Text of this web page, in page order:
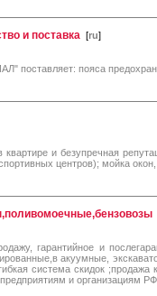
и поставка [ru]
поставляет: пояса
квартире и безупречная
центров); мойка
гарантийное и
акуумные,
система скидок
и организациям